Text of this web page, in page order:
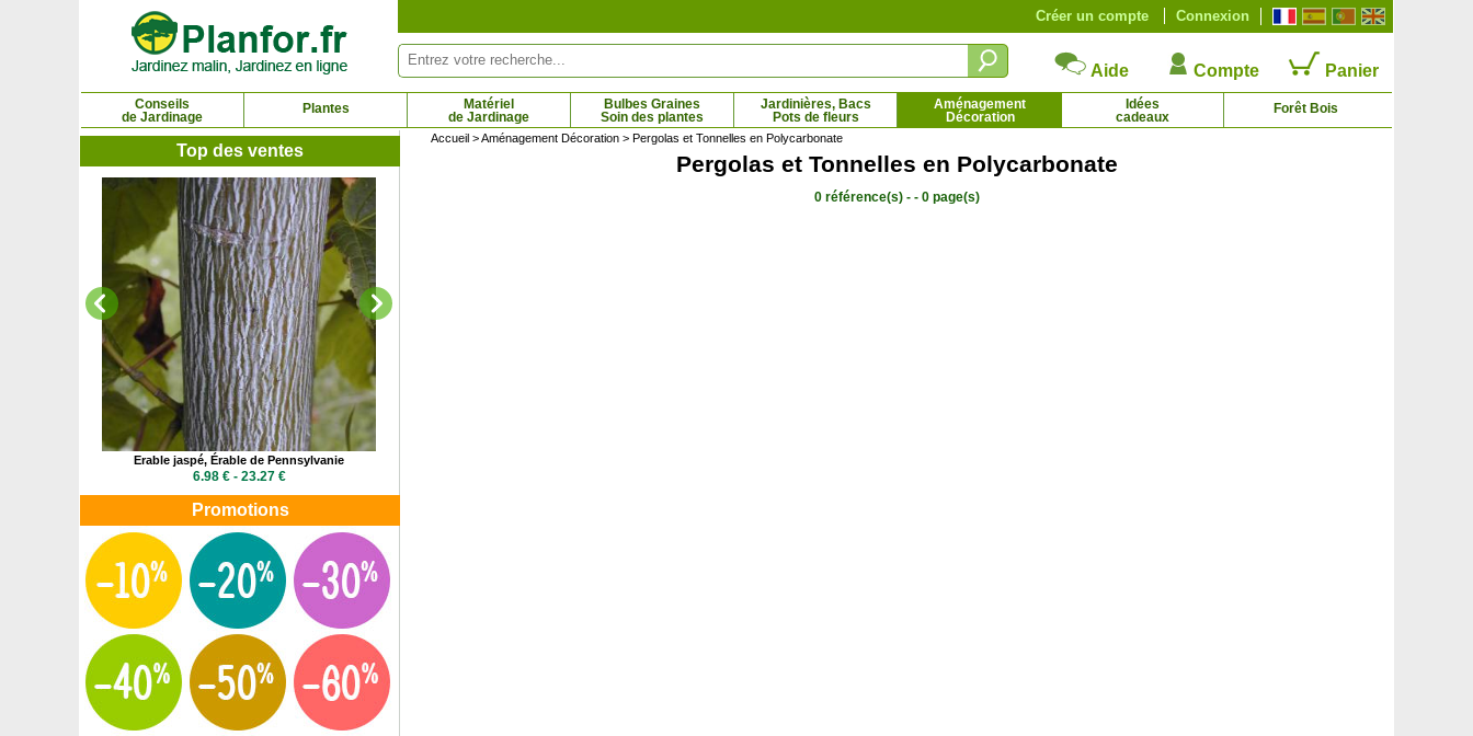
Connexion
Créer un compte
Aide Compte Panier
Conseils
de Jardinage
Plantes
Matériel
de Jardinage
Bulbes Graines
Soin des plantes
Jardinières, Bacs
Pots de fleurs
Aménagement
Décoration
Idées
cadeaux
Forêt Bois
Top des ventes
Erable jaspé, Érable de Pennsylvanie
6.98 € - 23.27 €
Erable rouge
Promotions
Accueil >Aménagement Décoration > Pergolas et Tonnelles en Polycarbonate
Pergolas et Tonnelles en Polycarbonate
0 référence(s) - - 0 page(s)
Panneau de gestion des cookies